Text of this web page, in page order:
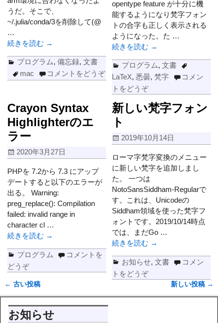
うだ。そこで、
~/.julia/conda/3を削除して(@
…
続きを読む →
プログラム, 備忘録, 文書
mac
コメントをどうぞ
opentype feature が十分に機
能するようになり梵字フォン
トの合字も正しく表示される
ようになった。た …
続きを読む →
プログラム, 文書
LaTeX,悉曇,梵字
コメン
トをどうぞ
Crayon Syntax
Highlighterのエ
ラー
2020年3月27日
PHPを 7.2から 7.3 にアップ
デートすると以下のエラーが
出る。 Warning:
preg_replace(): Compilation
failed: invalid range in
character cl …
続きを読む →
プログラム
コメントを
どうぞ
新しい梵字フォン
ト
2019年10月14日
ローマ字梵字変換のメニュー
に新しい梵字を追加しまし
た。 一つは
NotoSansSiddham-Regularで
す。これは、Unicodeの
Siddham領域を使った梵字フ
ォントです。2019/10/14時点
では、まだGo …
続きを読む →
お知らせ, 文書
コメン
トをどうぞ
投稿ナビゲーション
← 古い投稿 新しい投稿 →
お知らせ